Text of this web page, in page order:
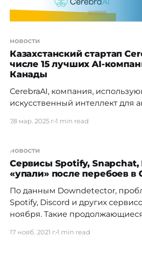
новости
Казахстанский стартап
числе 15 лучших AI-
Канады
CerebraAI, компания,
искусственный интеллект для
целью повышения точности
участником флагманской
Startups Cloud AI Accelerator. Это
престижных инициатив Google,
всего 10–15 перспективных
передовыми AI-разработками. Участие в
акселераторе открывает
28 мар. 2025 г.1 min read
новости
Сервисы Spotify, Snapchat,
«упали» после перебоев в
По данным Downdetector,
Spotify, Discord и других
ноября. Такие продолжающиеся перебои в
17 нояб. 2021 г.1 min read